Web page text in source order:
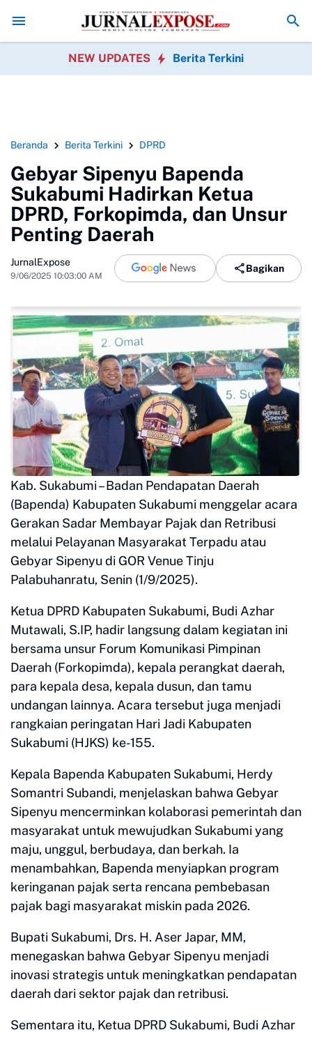
Rayakan HUT RIDiduga di Menu MBG Ada Gorengan, Wali Murid
NEW UPDATES Berita Terkini
Beranda Berita Terkini DPRD
Gebyar Sipenyu Bapenda
Sukabumi Hadirkan Ketua
DPRD, Forkopimda, dan Unsur
Penting Daerah
JurnalExpose
9/06/2025 10:03:00 AM
Bagikan
Kab. Sukabumi – Badan Pendapatan Daerah
(Bapenda) Kabupaten Sukabumi menggelar acara
Gerakan Sadar Membayar Pajak dan Retribusi
melalui Pelayanan Masyarakat Terpadu atau
Gebyar Sipenyu di GOR Venue Tinju
Palabuhanratu, Senin (1/9/2025).
Ketua DPRD Kabupaten Sukabumi, Budi Azhar
Mutawali, S.IP, hadir langsung dalam kegiatan ini
bersama unsur Forum Komunikasi Pimpinan
Daerah (Forkopimda), kepala perangkat daerah,
para kepala desa, kepala dusun, dan tamu
undangan lainnya. Acara tersebut juga menjadi
rangkaian peringatan Hari Jadi Kabupaten
Sukabumi (HJKS) ke-155.
Kepala Bapenda Kabupaten Sukabumi, Herdy
Somantri Subandi, menjelaskan bahwa Gebyar
Sipenyu mencerminkan kolaborasi pemerintah dan
masyarakat untuk mewujudkan Sukabumi yang
maju, unggul, berbudaya, dan berkah. Ia
menambahkan, Bapenda menyiapkan program
keringanan pajak serta rencana pembebasan
pajak bagi masyarakat miskin pada 2026.
Bupati Sukabumi, Drs. H. Aser Japar, MM,
menegaskan bahwa Gebyar Sipenyu menjadi
inovasi strategis untuk meningkatkan pendapatan
daerah dari sektor pajak dan retribusi.
Sementara itu, Ketua DPRD Sukabumi, Budi Azhar